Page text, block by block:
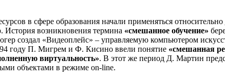
в сфере образования начали применяться
История возникновения термина «смешанное обучение»
создал «Видеоплейс» – управляемую компьютером
году П. Мигрем и Ф. Кисино ввели понятие «смешанная
виртуальность». В этот же период Д. Мартин
объектами в режиме on-line.